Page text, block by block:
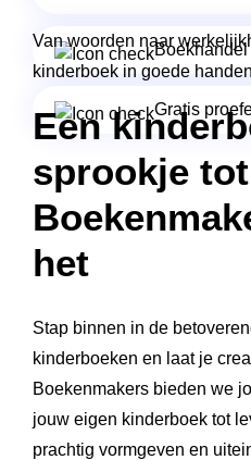
Gratis
Van woorden naar
kinderboek in goede
Een
sprookje
het
Stap binnen in de
kinderboeken en laat je
Boekenmakers bieden we
jouw eigen kinderboek tot
prachtig vormgeven en